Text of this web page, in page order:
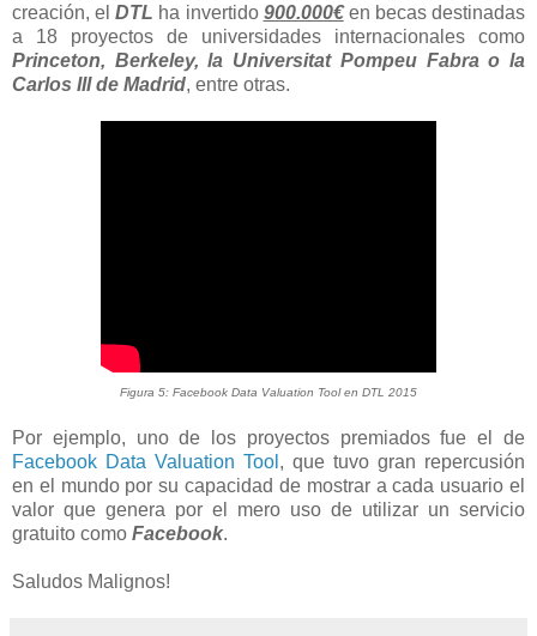
creación, elDTL ha invertido 900.000€en becas destinadas
a 18 proyectos de universidades internacionales como
Princeton, Berkeley, la Universitat Pompeu Fabra o la
Carlos III de Madrid, entre otras.
Figura 5: Facebook Data Valuation Tool en DTL 2015
Por ejemplo, uno de los proyectos premiados fue el de
Facebook Data Valuation Tool , que tuvo gran repercusión
en el mundo por su capacidad de mostrar a cada usuario el
valor que genera por el mero uso de utilizar un servicio
gratuito como Facebook.
Saludos Malignos!